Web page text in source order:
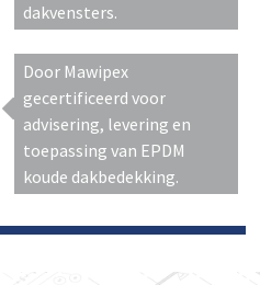
dakvensters.
Door Mawipex
gecertificeerd voor
advisering, levering en
toepassing van EPDM
koude dakbedekking.